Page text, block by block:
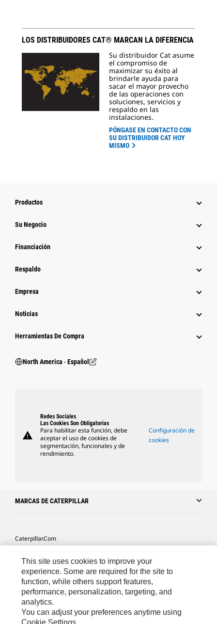
LOS DISTRIBUIDORES CAT® MARCAN LA DIFERENCIA
Su distribuidor Cat asume
el compromiso de
maximizar su éxito al
brindarle ayuda para
sacar el mayor provecho
de las operaciones con
soluciones, servicios y
respaldo en las
instalaciones.
PÓNGASE EN CONTACTO CON
SU DISTRIBUIDOR CAT HOY
MISMO
Productos
Su Negocio
Financiación
Respaldo
Empresa
Noticias
Herramientas De Compra
North America ‧ Español
warning
Redes Sociales
Las Cookies Son Obligatorias
Para habilitar esta función, debe
aceptar el uso de cookies de
segmentación, funcionales y de
rendimiento.
Configuración de
cookies
MARCAS DE CATERPILLAR
Caterpillar.com
Mis Preferencias De Marketing
Site Map
Cookie Settings
Legal
This site uses cookies to improve your
experience. Some are required for the site to
function, while others support features,
performance, personalization, targeting, and
analytics.
You can adjust your preferences anytime using
Cookie Settings.